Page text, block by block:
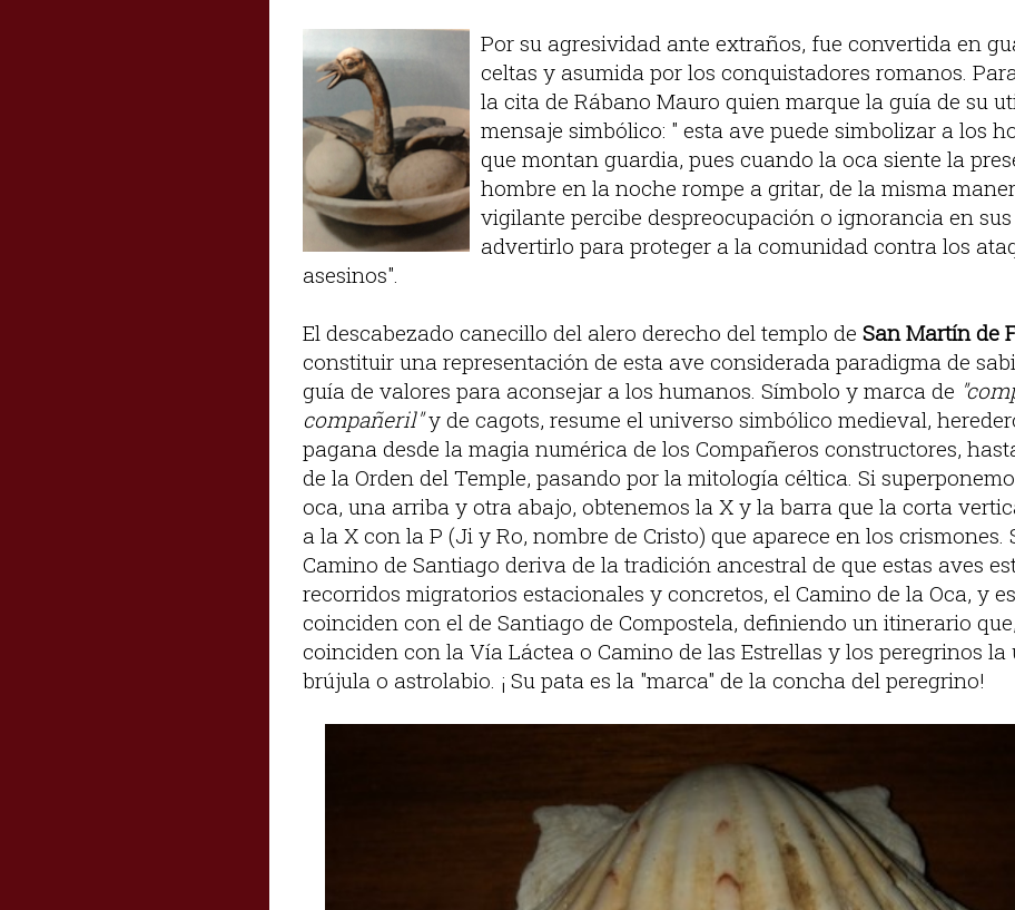
Por su agresividad ante extraños, fue convertida en
celtas y asumida por los conquistadores romanos.
la cita de Rábano Mauro quien marque la guía de su
mensaje simbólico: " esta ave puede simbolizar a los
que montan guardia, pues cuando la oca siente la
hombre en la noche rompe a gritar, de la misma
vigilante percibe despreocupación o ignorancia en
advertirlo para proteger a la comunidad contra los
asesinos".
El descabezado canecillo del alero derecho del templo de San Martín de
constituir una representación de esta ave considerada paradigma de
guía de valores para aconsejar a los humanos. Símbolo y marca de
compañeril"y de cagots, resume el universo simbólico medieval,
pagana desde la magia numérica de los Compañeros constructores,
de la Orden del Temple, pasando por la mitología céltica. Si
oca, una arriba y otra abajo, obtenemos la X y la barra que la corta
a la X con la P (Ji y Ro, nombre de Cristo) que aparece en los crismones.
Camino de Santiago deriva de la tradición ancestral de que estas aves
recorridos migratorios estacionales y concretos, el Camino de la Oca, y
coinciden con el de Santiago de Compostela, definiendo un itinerario
coinciden con la Vía Láctea o Camino de las Estrellas y los peregrinos la
brújula o astrolabio. ¡ Su pata es la "marca" de la concha del peregrino!